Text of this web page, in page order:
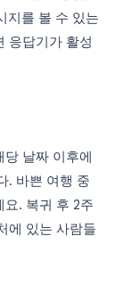
지를 볼 수 있는
응답기가 활성
날짜 이후에
. 바쁜 여행 중
. 복귀 후 2주
에 있는 사람들